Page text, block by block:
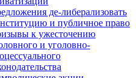
де-либерализовать
и публичное право
к ужесточению
и уголовно-